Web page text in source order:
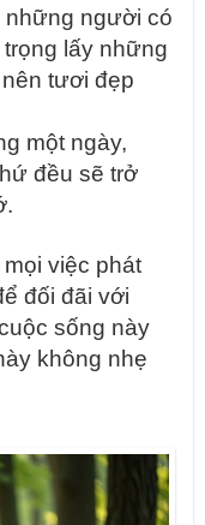
những người có
lấy những
tươi đẹp
một ngày,
đều sẽ trở
việc phát
đối đãi với
sống này
không nhẹ